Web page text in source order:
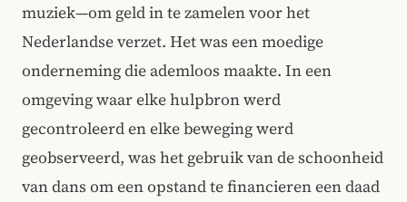
muziek—om geld in te zamelen voor het
Nederlandse verzet. Het was een moedige
onderneming die ademloos maakte. In een
omgeving waar elke hulpbron werd
gecontroleerd en elke beweging werd
geobserveerd, was het gebruik van de schoonheid
van dans om een opstand te financieren een daad